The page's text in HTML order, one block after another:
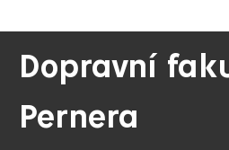
Dopravní
Pernera